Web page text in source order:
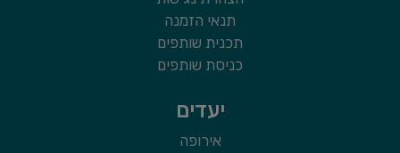
תנאי הזמנה
תכנית שותפים
כניסת שותפים
יעדים
אירופה